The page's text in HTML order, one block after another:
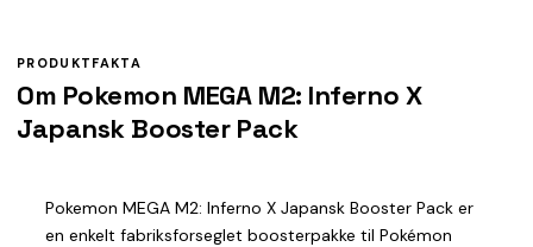
PRODUKTFAKTA
Om Pokemon MEGA M2: Inferno X
Japansk Booster Pack
Pokemon MEGA M2: Inferno X Japansk Booster Pack er
en enkelt fabriksforseglet boosterpakke til Pokémon